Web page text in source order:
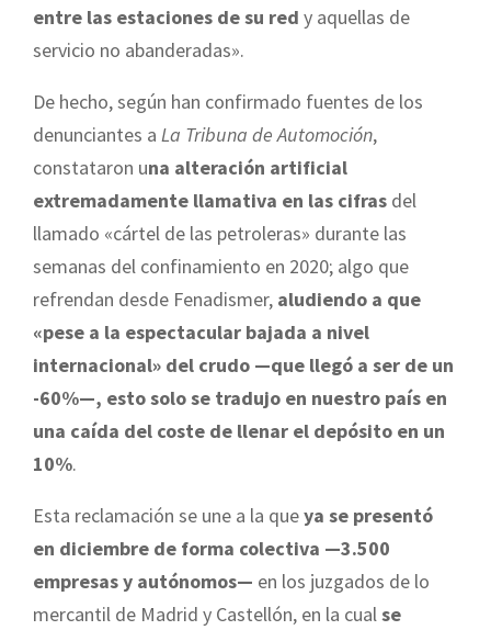
entre las estaciones de su red y aquellas de
servicio no abanderadas».
De hecho, según han confirmado fuentes de los
denunciantes a La Tribuna de Automoción,
constataron una alteración artificial
extremadamente llamativa en las cifras del
llamado «cártel de las petroleras» durante las
semanas del confinamiento en 2020; algo que
refrendan desde Fenadismer, aludiendo a que
«pese a la espectacular bajada a nivel
internacional» del crudo —que llegó a ser de un
-60%—, esto solo se tradujo en nuestro país en
una caída del coste de llenar el depósito en un
10%.
Esta reclamación se une a la queya se presentó
en diciembre de forma colectiva —3.500
empresas y autónomos— en los juzgados de lo
mercantil de Madrid y Castellón, en la cualse